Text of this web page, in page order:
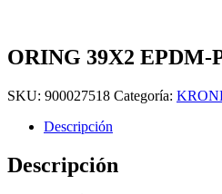
ORING 39X2 EPDM-
SKU: 900027518 Categoría:
Descripción
Descripción